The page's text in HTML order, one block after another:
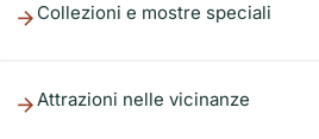
Collezioni e mostre speciali
Attrazioni nelle vicinanze